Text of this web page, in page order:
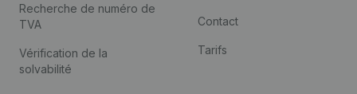
Recherche de numéro de
TVA
Vérification de la
solvabilité
Contact
Tarifs